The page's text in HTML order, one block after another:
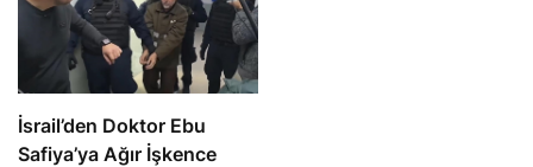
İsrail’den Doktor Ebu
Safiya’ya Ağır İşkence